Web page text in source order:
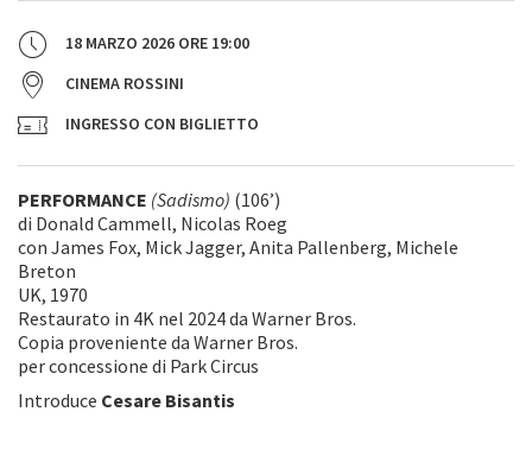
18 MARZO 2026 ORE 19:00
CINEMA ROSSINI
INGRESSO CON BIGLIETTO
PERFORMANCE (Sadismo) (106’)
di Donald Cammell, Nicolas Roeg
con James Fox, Mick Jagger, Anita Pallenberg, Michele
Breton
UK, 1970
Restaurato in 4K nel 2024 da Warner Bros.
Copia proveniente da Warner Bros.
per concessione di Park Circus
Introduce Cesare Bisantis